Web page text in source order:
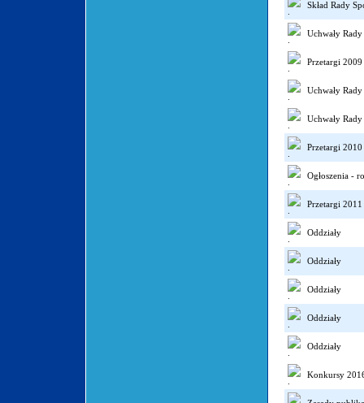
Skład Rady
Uchwały
Przetargi 2009
Uchwały
Uchwały
Przetargi 2010
Ogłoszenia -
Przetargi 2011
Oddziały
Oddziały
Oddziały
Oddziały
Oddziały
Konkursy